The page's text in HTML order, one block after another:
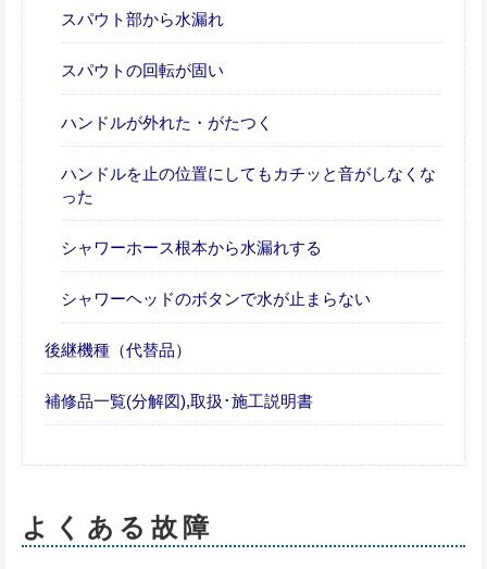
スパウト部から水漏れ
スパウトの回転が固い
ハンドルが外れた・がたつく
ハンドルを止の位置にしてもカチッと音がしなくな
った
シャワーホース根本から水漏れする
シャワーヘッドのボタンで水が止まらない
後継機種（代替品）
補修品一覧(分解図),取扱･施工説明書
よくある故障